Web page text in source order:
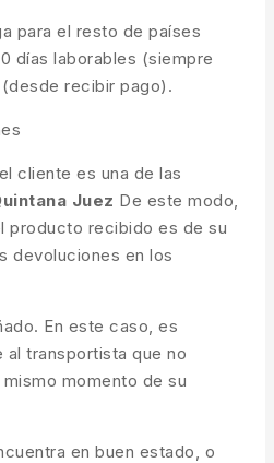
para el resto de países
días laborables (siempre
recibir pago).
cliente es una de las
Juez De este modo,
producto recibido es de su
devoluciones en los
En este caso, es
al transportista que no
momento de su
en buen estado, o